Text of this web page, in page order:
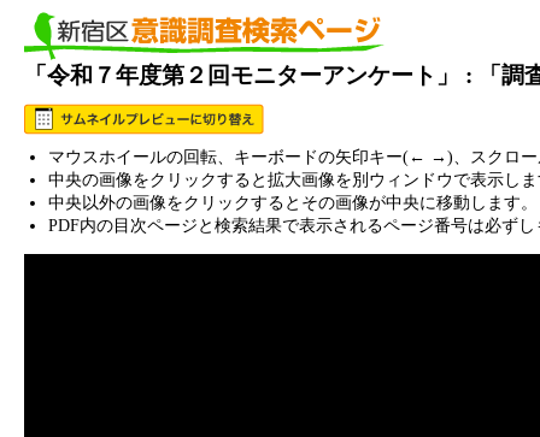
「令和７年度第２回モニターアンケート」 : 「
マウスホイールの回転、キーボードの矢印キー(← →)、スクロ
中央の画像をクリックすると拡大画像を別ウィンドウで表示し
中央以外の画像をクリックするとその画像が中央に移動します。
PDF内の目次ページと検索結果で表示されるページ番号は必ず